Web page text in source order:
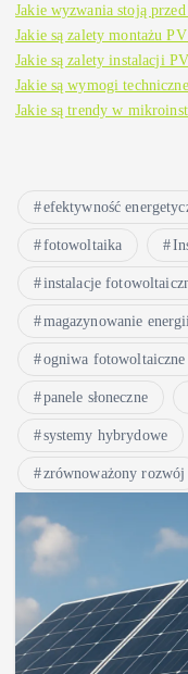
Jakie wyzwania stoją
Jakie są zalety montażu
Jakie są zalety instalacji
Jakie są wymogi
Jakie są trendy w
efektywność
fotowoltaika
instalacje
magazynowanie energii
ogniwa fotowoltaiczne
panele słoneczne
systemy hybrydowe
zrównoważony rozwój